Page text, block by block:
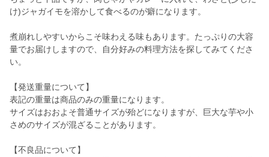
け)ジャガイモを溶かして食べるのが癖になります。
煮崩れしやすいからこそ味わえる味もあります。たっぷりの大容
量でお届けしますので、自分好みの料理方法を探してみてくださ
い。
【発送重量について】
表記の重量は商品のみの重量になります。
サイズはおおよそ普通サイズが殆どになりますが、巨大な芋や小
さめのサイズが混ざることがあります。
【不良品について】